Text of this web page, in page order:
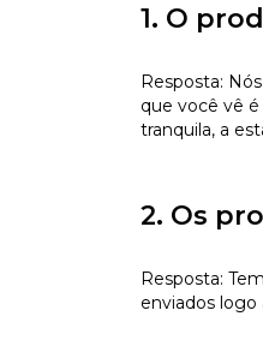
1. O
Resposta:
que você vê é
tranquila, a
2. Os
Resposta:
enviados logo